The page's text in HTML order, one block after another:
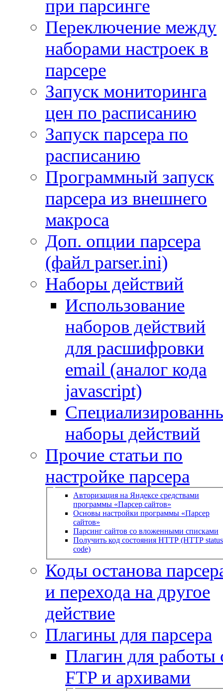
при парсинге
Переключение между
наборами настроек в
парсере
Запуск мониторинга
цен по расписанию
Запуск парсера по
расписанию
Программный запуск
парсера из внешнего
макроса
Доп. опции парсера
(файл parser.ini)
Наборы действий
Использование
наборов действий
для расшифровки
email (аналог кода
javascript)
наборы действий
Прочие статьи по
настройке парсера
Авторизация на Яндексе средствами
программы «Парсер сайтов»
Основы настройки программы «Парсер
сайтов»
Парсинг сайтов со вложенными списками
Получить код состояния HTTP (HTTP status
code)
Коды останова
и перехода на другое
действие
Плагины для парсера
Плагин для работы
FTP и архивами